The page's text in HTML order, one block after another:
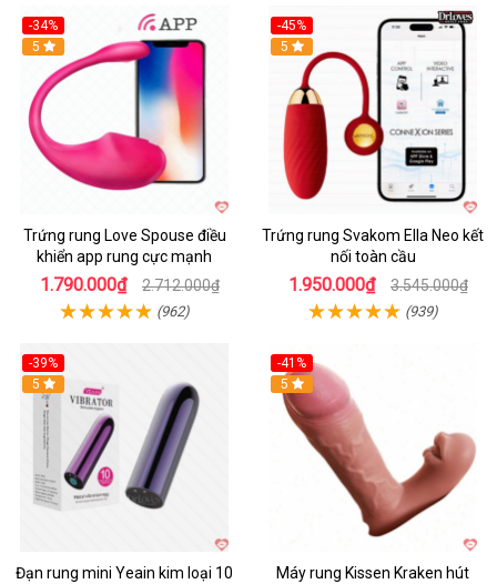
-34%
5
Trứng rung Love Spouse điều
khiển app rung cực mạnh
1.790.000₫ 2.712.000₫
(962)
-45%
Hot
5
Trứng rung Svakom Ella Neo kết
nối toàn cầu
1.950.000₫ 3.545.000₫
(939)
-39%
Hot
5
Đạn rung mini Yeain kim loại 10
-41%
Hot
5
Máy rung Kissen Kraken hút